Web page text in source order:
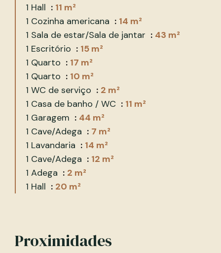
1 Hall
11 m²
1 Cozinha americana
14 m²
1 Sala de estar/Sala de jantar
43 m²
1 Escritório
15 m²
1 Quarto
17 m²
1 Quarto
10 m²
1 WC de serviço
2 m²
1 Casa de banho / WC
11 m²
1 Garagem
44 m²
1 Cave/Adega
7 m²
1 Lavandaria
14 m²
1 Cave/Adega
12 m²
1 Adega
2 m²
1 Hall
20 m²
Proximidades